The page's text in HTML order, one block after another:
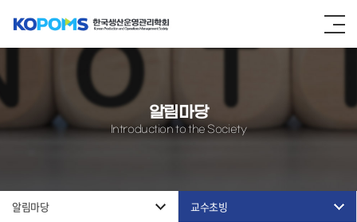
알림마당
Introduction to the Society
알림마당 교수초빙